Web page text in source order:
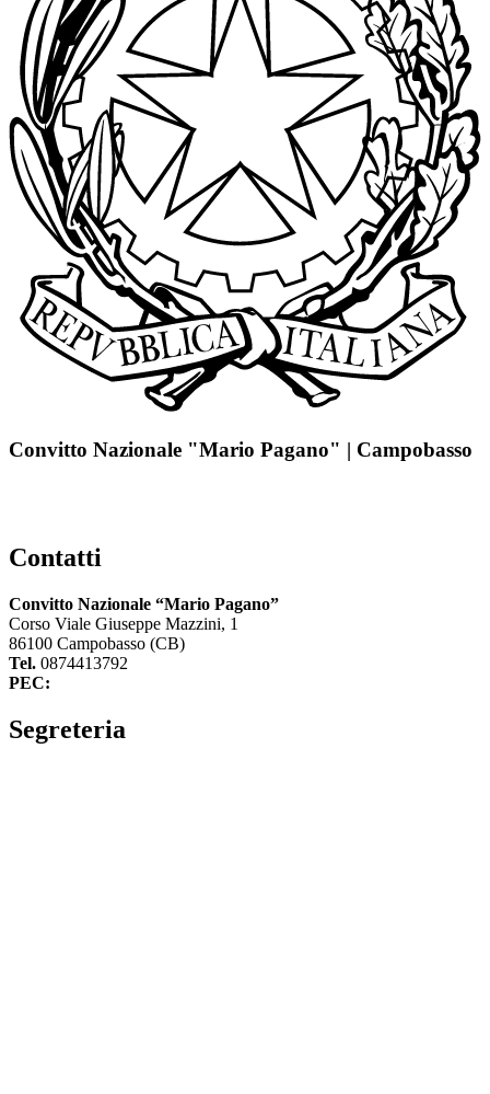
Convitto Nazionale "Mario Pagano" | Campobasso
Contatti
Convitto Nazionale “Mario Pagano”
Corso Viale Giuseppe Mazzini, 1
86100 Campobasso (CB)
Tel. 0874413792
PEC:
Segreteria